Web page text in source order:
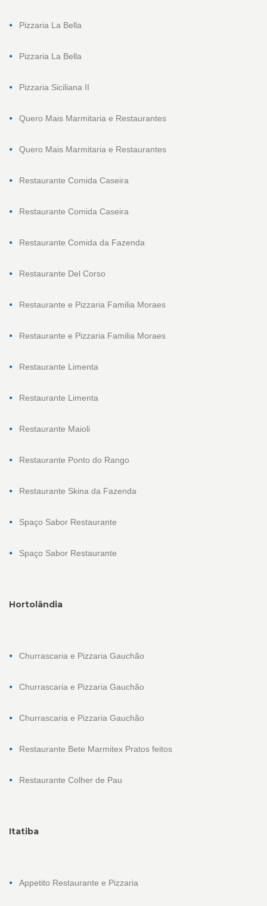
Pizzaria La Bella
Pizzaria La Bella
Pizzaria Siciliana II
Quero Mais Marmitaria e Restaurantes
Quero Mais Marmitaria e Restaurantes
Restaurante Comida Caseira
Restaurante Comida Caseira
Restaurante Comida da Fazenda
Restaurante Del Corso
Restaurante e Pizzaria Familia Moraes
Restaurante e Pizzaria Familia Moraes
Restaurante Limenta
Restaurante Limenta
Restaurante Maioli
Restaurante Ponto do Rango
Restaurante Skina da Fazenda
Spaço Sabor Restaurante
Spaço Sabor Restaurante
Hortolândia
Churrascaria e Pizzaria Gauchão
Churrascaria e Pizzaria Gauchão
Churrascaria e Pizzaria Gauchão
Restaurante Bete Marmitex Pratos feitos
Restaurante Colher de Pau
Itatiba
Appetito Restaurante e Pizzaria